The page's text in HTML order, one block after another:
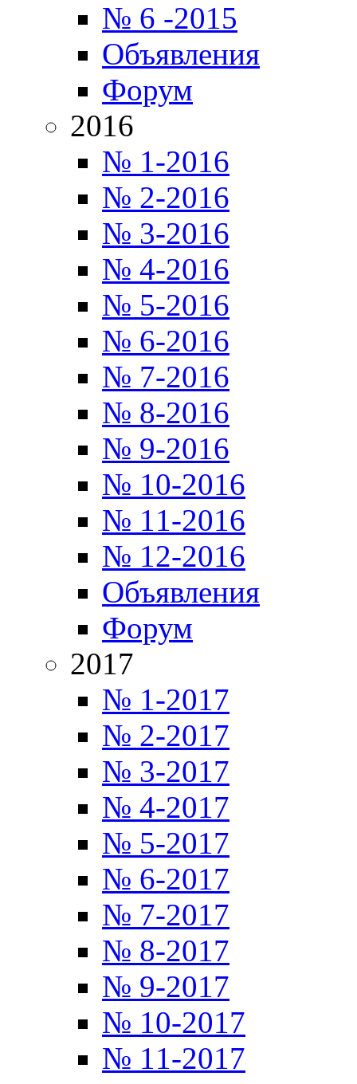
№ 6 -2015
Объявления
Форум
2016
№ 1-2016
№ 2-2016
№ 3-2016
№ 4-2016
№ 5-2016
№ 6-2016
№ 7-2016
№ 8-2016
№ 9-2016
№ 10-2016
№ 11-2016
№ 12-2016
Объявления
Форум
2017
№ 1-2017
№ 2-2017
№ 3-2017
№ 4-2017
№ 5-2017
№ 6-2017
№ 7-2017
№ 8-2017
№ 9-2017
№ 10-2017
№ 11-2017